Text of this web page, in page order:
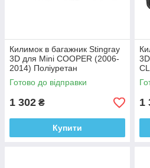
Килимок в багажник Stingray
3D для Mini COOPER (2006-
2014) Поліуретан
Готово до відправки
1 302 ₴
Купити
1